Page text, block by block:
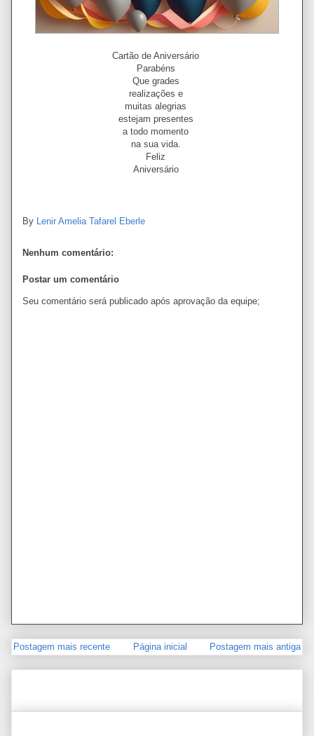
Cartão de Aniversário
Parabéns
Que grades
realizações e
muitas alegrias
estejam presentes
a todo momento
na sua vida.
Feliz
Aniversário
By Lenir Amelia Tafarel Eberle
Nenhum comentário:
Postar um comentário
Seu comentário será publicado após aprovação da equipe;
Postagem mais recente Postagem mais antiga
Página inicial